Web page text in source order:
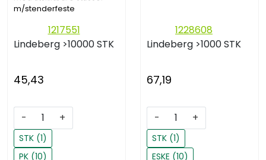
m/stenderfeste
1217551
Lindeberg >10000 STK
45,43
- +
STK (1)
PK (10)
1228608
Lindeberg >1000 STK
67,19
- +
STK (1)
ESKE (10)